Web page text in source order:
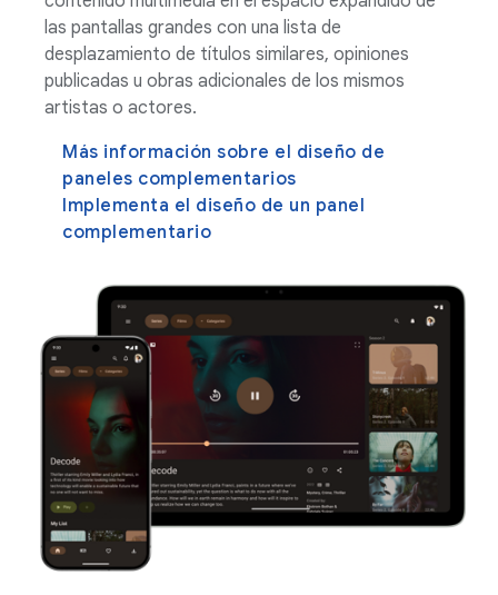
las pantallas grandes con una lista de
desplazamiento de títulos similares, opiniones
publicadas u obras adicionales de los mismos
artistas o actores.
Más información sobre el diseño de
paneles complementarios
Implementa el diseño de un panel
complementario